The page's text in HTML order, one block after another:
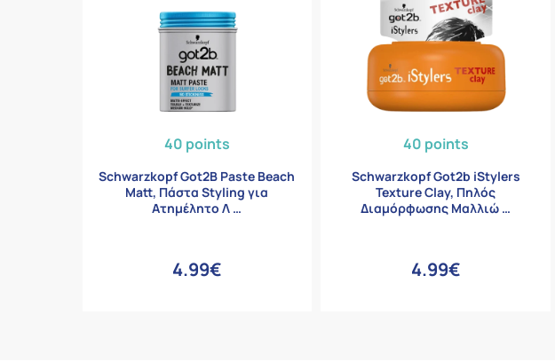
40 points
Schwarzkopf Got2B Paste Beach
Matt, Πάστα Styling για
Ατημέλητο Λ …
4.99€
40 points
Schwarzkopf Got2b iStylers
Texture Clay, Πηλός
Διαμόρφωσης Μαλλιώ …
4.99€